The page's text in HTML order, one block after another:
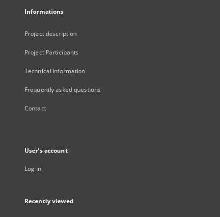
Informations
Project description
Project Participants
Technical information
Frequently asked questions
Contact
User's account
Log in
Recently viewed